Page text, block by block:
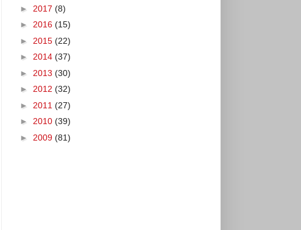
► 2017 (8)
► 2016 (15)
► 2015 (22)
► 2014 (37)
► 2013 (30)
► 2012 (32)
► 2011 (27)
► 2010 (39)
► 2009 (81)